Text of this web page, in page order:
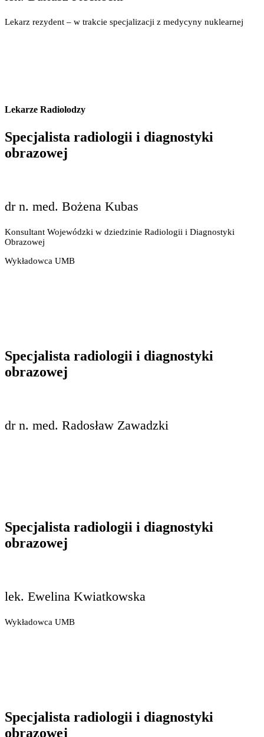
Lekarz rezydent – w trakcie specjalizacji z medycyny nuklearnej
Lekarze Radiolodzy
Specjalista radiologii i diagnostyki
obrazowej
dr n. med. Bożena Kubas
Konsultant Wojewódzki w dziedzinie Radiologii i Diagnostyki
Obrazowej
Wykładowca UMB
Specjalista radiologii i diagnostyki
obrazowej
dr n. med. Radosław Zawadzki
Specjalista radiologii i diagnostyki
obrazowej
lek. Ewelina Kwiatkowska
Wykładowca UMB
Specjalista radiologii i diagnostyki
obrazowej